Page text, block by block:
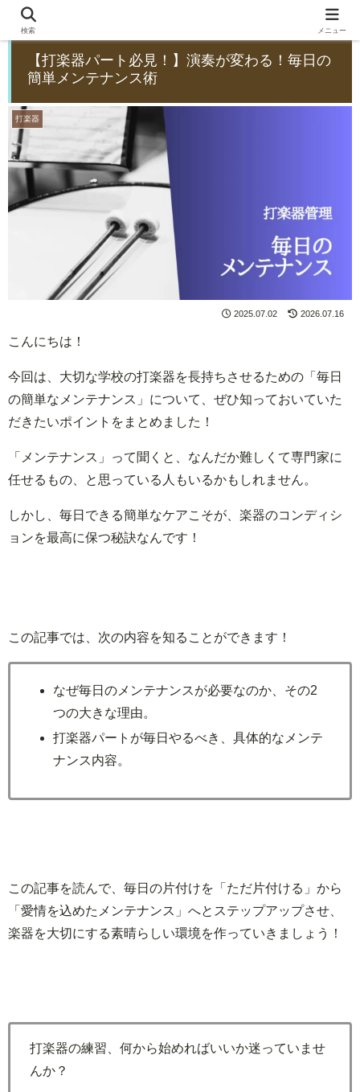
【打楽器パート必見！】演奏が変わる！毎日の
簡単メンテナンス術
打楽器
2025.07.02 2026.07.16
こんにちは！
今回は、大切な学校の打楽器を長持ちさせるための「毎日
の簡単なメンテナンス」について、ぜひ知っておいていた
だきたいポイントをまとめました！
「メンテナンス」って聞くと、なんだか難しくて専門家に
任せるもの、と思っている人もいるかもしれません。
しかし、毎日できる簡単なケアこそが、楽器のコンディシ
ョンを最高に保つ秘訣なんです！
この記事では、次の内容を知ることができます！
なぜ毎日のメンテナンスが必要なのか、その2
つの大きな理由。
打楽器パートが毎日やるべき、具体的なメンテ
ナンス内容。
この記事を読んで、毎日の片付けを「ただ片付ける」から
「愛情を込めたメンテナンス」へとステップアップさせ、
楽器を大切にする素晴らしい環境を作っていきましょう！
打楽器の練習、何から始めればいいか迷っていませ
んか？
検索 メニュー